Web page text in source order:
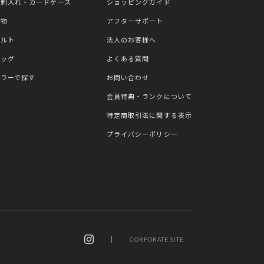
入れ・カードケース
ト
グ
ーで探す
ショッピングガイド
アフターサポート
法人のお客様へ
よくある質問
お問い合わせ
会員特典・ランクについて
特定商取引法に関する表示
プライバシーポリシー
CORPORATE SITE